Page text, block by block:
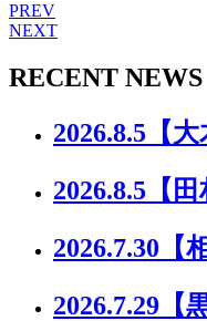
PREV
NEXT
RECENT NEWS
2026.8.5 【
2026.8.5 【
2026.7.30 【
2026.7.29 【